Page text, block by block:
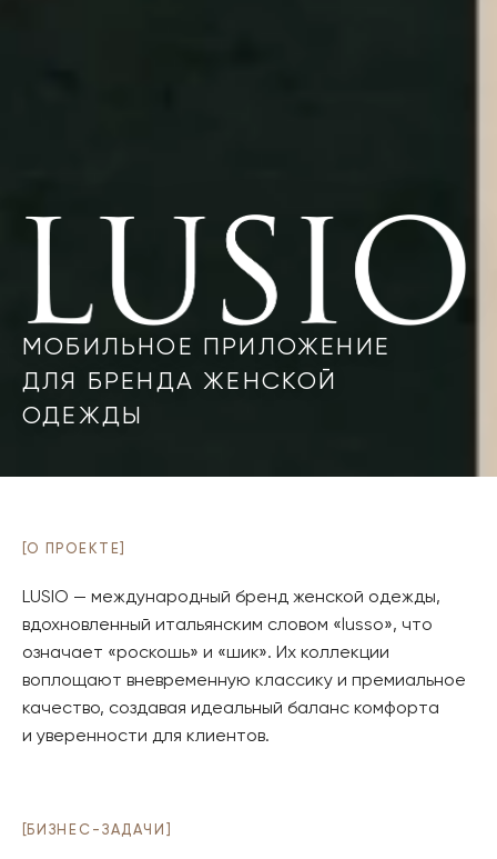
Lusio — мобильное приложение для бренда
Lusio
МОБИЛЬНОЕ ПРИЛОЖЕНИЕ
ДЛЯ БРЕНДА ЖЕНСКОЙ
ОДЕЖДЫ
[О ПРОЕКТЕ ]
LUSIO — международный бренд женской одежды,
вдохновленный итальянским словом «lusso», что
означает «роскошь» и «шик». Их коллекции
воплощают вневременную классику и премиальное
качество, создавая идеальный баланс комфорта
и уверенности для клиентов.
[ БИЗНЕС-ЗАДАЧИ ]